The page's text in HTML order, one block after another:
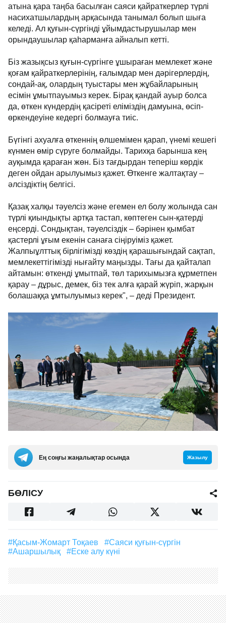
атына қара таңба басылған саяси қайраткерлер түрлі
насихатшылардың арқасында танымал болып шыға
келеді. Ал қуғын-сүргінді ұйымдастырушылар мен
орындаушылар қаһарманға айналып кетті.
Біз жазықсыз қуғын-сүргінге ұшыраған мемлекет және
қоғам қайраткерлерінің, ғалымдар мен дәрігерлердің,
сондай-ақ, олардың туыстары мен жұбайларының
есімін ұмытпауымыз керек. Бірақ қандай ауыр болса
да, өткен күндердің қасіреті еліміздің дамуына, өсіп-
өркендеуіне кедергі болмауға тиіс.
Бүгінгі ахуалға өткеннің өлшемімен қарап, үнемі кешегі
күнмен өмір сүруге болмайды. Тарихқа барынша кең
ауқымда қараған жөн. Біз тағдырдан теперіш көрдік
деген ойдан арылуымыз қажет. Өткенге жалтақтау –
әлсіздіктің белгісі.
Қазақ халқы тәуелсіз және егемен ел болу жолында сан
түрлі қиындықты артқа тастап, көптеген сын-қатерді
еңсерді. Сондықтан, тәуелсіздік – бәрінен қымбат
қастерлі ұғым екенін санаға сіңіруіміз қажет.
Жалпыұлттық бірлігімізді көздің қарашығындай сақтап,
мемлекеттігімізді нығайту маңызды. Тағы да қайталап
айтамын: өткенді ұмытпай, төл тарихымызға құрметпен
қарау – дұрыс, демек, біз тек алға қарай жүріп, жарқын
болашаққа ұмтылуымыз керек", – деді Президент.
Ең соңғы жаңалықтар осында Жазылу
БӨЛІСУ
#Қасым-Жомарт Тоқаев
#саяси қуғын-сүргін
#ашаршылық
#еске алу күні